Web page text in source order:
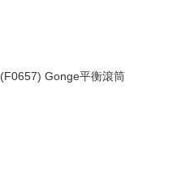
(F0657) Gonge平衡滾筒